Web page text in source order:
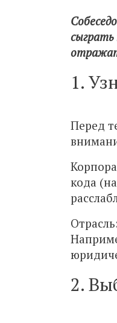
1.
Перед
кода
2.